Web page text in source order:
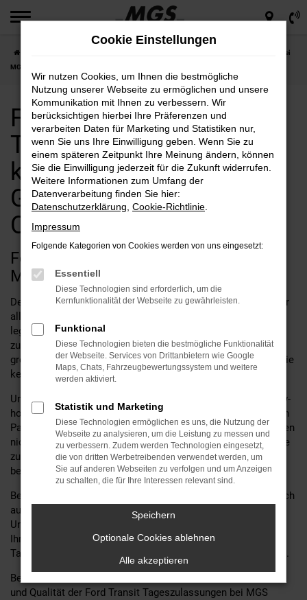
Zum
springen
Ford Transit Tageszulassung günstig kaufen bei
MGS Motor Gruppe Sticht GmbH & Co. KG
Ford Transit
Tageszulassung günstig
kaufen bei MGS Motor
Gruppe Sticht GmbH &
Co. KG
Ford Transit Tageszulassung bei MGS
Motor Gruppe Sticht GmbH & Co. KG
Der Ford Transit mit Tageszulassung ist die perfekte Wahl für
alle, die Wert auf Qualität, Sicherheit und modernstes Design
legen. Bei MGS Motor Gruppe Sticht GmbH & Co. KG, Ihrem
zuverlässigen FordAutohausseit 60 Jahren, finden Sie eine
große Auswahl an Transit Fahrzeugen mit Tageszulassung, die
keine Wünsche offen lassen.
Unsere langjährige Erfahrung und unser umfangreiches Know-
how im Bereich Ford Fahrzeuge machen uns zu Ihrem idealen
Partner bei der Suche nach Ihrem neuen Traumauto. Wir bieten
nicht nur eine erstklassige Beratung, sondern auch zahlreiche
zusätzliche Services für Ford Fahrzeuge, um Ihnen das
bestmögliche Fahrerlebnis zu garantieren.
Bei MGS Motor Gruppe Sticht GmbH & Co. KG können Sie sich
auf eine persönliche und umfassende Betreuung verlassen.
Unsere Experten stehen Ihnen jederzeit zur Verfügung, um
Ihnen bei der Auswahl des perfekten Transit mit
Tageszulassung zu helfen und all Ihre Fragen zu beantworten.
Besuchen Sie uns noch heute und entdecken Sie die Vielfalt
und Qualität der Ford Transit Tageszulassungen bei MGS
Cookie Einstellungen
Wir nutzen Cookies, um Ihnen die bestmögliche
Nutzung unserer Webseite zu ermöglichen und unsere
Kommunikation mit Ihnen zu verbessern. Wir
berücksichtigen hierbei Ihre Präferenzen und
verarbeiten Daten für Marketing und Statistiken nur,
wenn Sie uns Ihre Einwilligung geben. Wenn Sie zu
einem späteren Zeitpunkt Ihre Meinung ändern, können
Sie die Einwilligung jederzeit für die Zukunft widerrufen.
Weitere Informationen zum Umfang der
Datenverarbeitung finden Sie hier:
Datenschutzerklärung Cookie-Richtlinie
Impressum
Folgende Kategorien von Cookies werden von uns eingesetzt:
Essentiell
Diese Technologien sind erforderlich, um die
Kernfunktionalität der Webseite zu gewährleisten.
Funktional
Diese Technologien bieten die bestmögliche Funktionalität
der Webseite. Services von Drittanbietern wie Google
Maps, Chats, Fahrzeugbewertungssystem und weitere
werden aktiviert.
Statistik und Marketing
Diese Technologien ermöglichen es uns, die Nutzung der
Webseite zu analysieren, um die Leistung zu messen und
zu verbessern. Zudem werden Technologien eingesetzt,
die von dritten Werbetreibenden verwendet werden, um
Sie auf anderen Webseiten zu verfolgen und um Anzeigen
zu schalten, die für Ihre Interessen relevant sind.
Speichern
Optionale Cookies ablehnen
Alle akzeptieren